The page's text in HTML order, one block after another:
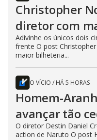
Christopher
diretor com
Adivinhe os únicos dois
frente O post
maior bilheteria...
O VÍCIO / HÁ 5 HORAS
Homem-
avançar tão
O diretor Destin Daniel
action de Naruto O post